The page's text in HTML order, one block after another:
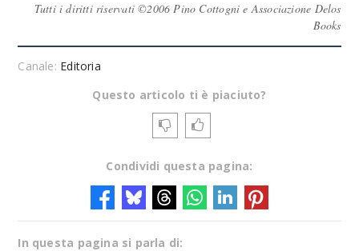
Tutti i diritti riservati ©2006 Pino Cottogni e Associazione Delos
Books
Canale: Editoria
Questo articolo ti è piaciuto?
Condividi questa pagina:
In questa pagina si parla di: